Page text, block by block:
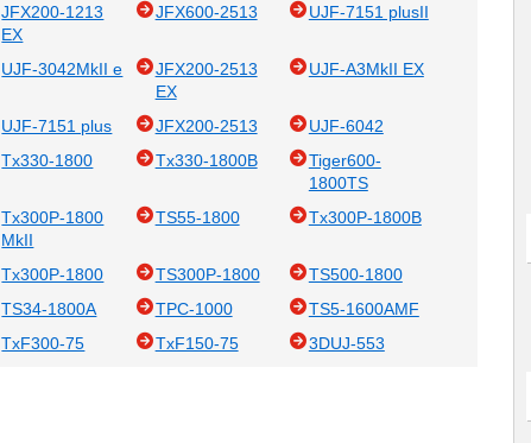
JFX200-1213
EX
JFX600-2513 UJF-7151 plusII
UJF-3042MkII e
JFX200-2513
EX
UJF-A3MkII EX
UJF-7151 plus JFX200-2513
UJF-6042
Tx330-1800 Tx330-1800B
Tiger600-
1800TS
Tx300P-1800
MkII
TS55-1800 Tx300P-1800B
Tx300P-1800 TS300P-1800
TS500-1800
TS34-1800A TPC-1000
TS5-1600AMF
TxF300-75 TxF150-75 3DUJ-553